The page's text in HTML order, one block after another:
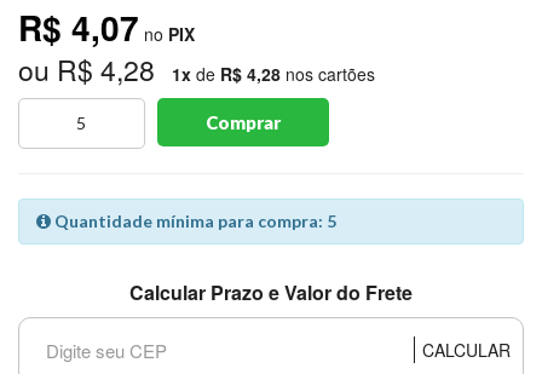
PROMOÇÕES
MARCAS
(81)9
WhatsApp
R$ 4,07 no PIX
ou R$ 4,28 1x de R$ 4,28 nos cartões
Comprar
Quantidade mínima para compra: 5
Calcular Prazo e Valor do Frete
CALCULAR